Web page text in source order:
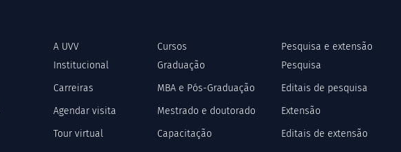
A UVV
Institucional
Carreiras
Agendar visita
Tour virtual
Cursos
Graduação
MBA e Pós-Graduação
Mestrado e doutorado
Capacitação
Pesquisa e extensão
Pesquisa
Editais de pesquisa
Extensão
Editais de extensão